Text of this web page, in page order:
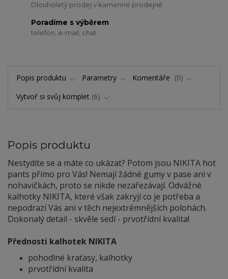
Dlouholetý prodej v kamenné prodejně
Poradíme s výběrem
telefon, e-mail, chat
Popis produktu Parametry Komentáře
0
Vytvoř si svůj komplet 6
Popis produktu
Nestydíte se a máte co ukázat? Potom jsou NIKITA hot
pants přímo pro Vás! Nemají žádné gumy v pase ani v
nohavičkách, proto se nikde nezařezávají. Odvážné
kalhotky NIKITA, které však zakryjí co je potřeba a
nepodrazí Vás ani v těch nejextrémnějších polohách.
Dokonalý detail - skvěle sedí - prvotřídní kvalita!
Přednosti kalhotek NIKITA
pohodlné kraťasy, kalhotky
prvotřídní kvalita